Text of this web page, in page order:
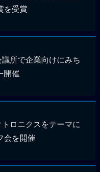
を受賞
所で企業向けにみち
開催
ロニクスをテーマに
会を開催